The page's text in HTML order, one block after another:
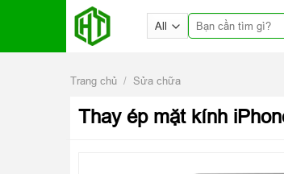
Tìm
kiếm:
Trang chủ / Sửa chữa
Thay ép mặt kính